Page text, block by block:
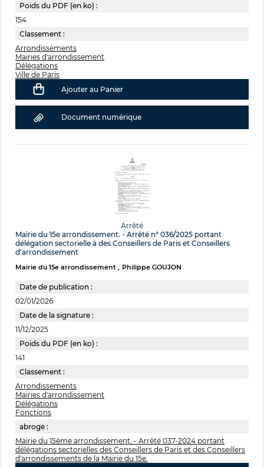
Poids du PDF (en ko) :
154
Classement :
Arrondissements
Mairies d'arrondissement
Délégations
Ville de Paris
Ajouter au Panier
Document numérique
Arrêté
Mairie du 15e arrondissement. - Arrêté n° 036/2025 portant
délégation sectorielle à des Conseillers de Paris et Conseillers
d'arrondissement
Mairie du 15e arrondissement Philippe GOUJON
Date de publication :
02/01/2026
Date de la signature :
11/12/2025
Poids du PDF (en ko) :
141
Classement :
Arrondissements
Mairies d'arrondissement
Délégations
Fonctions
abroge :
Mairie du 15ème arrondissement. - Arrêté 037-2024 portant
délégations sectorielles des Conseillers de Paris et des Conseillers
d'arrondissements de la Mairie du 15e.